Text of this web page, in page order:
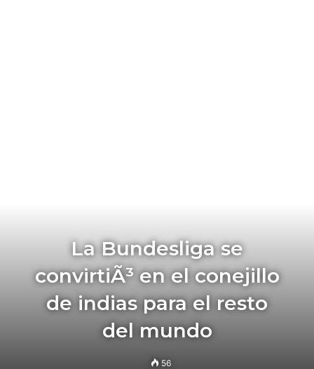
La Bundesliga se
convirtiÃ³ en el conejillo
de indias para el resto
del mundo
56